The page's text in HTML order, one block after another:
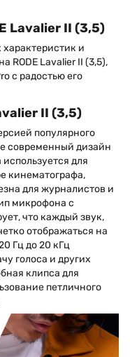
Lavalier II (3,5)
и
RODE Lavalier II (3,5),
с радостью его
II (3,5)
популярного
современный дизайн
для
кинематографа,
для журналистов и
микрофона с
что каждый звук,
отображаться на
Гц до 20 кГц
голоса и других
клипса для
петличного